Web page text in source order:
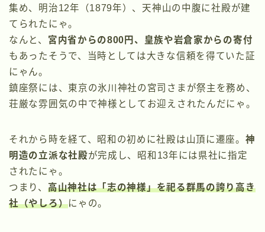
集め、明治12年（1879年）、天神山の中腹に社殿が建
てられたにゃ。
なんと、 宮内省からの800円、皇族や岩倉家からの寄付
もあったそうで、当時としては大きな信頼を得ていた証
にゃん。
鎮座祭には、東京の氷川神社の宮司さまが祭主を務め、
荘厳な雰囲気の中で神様としてお迎えされたんだにゃ。
それから時を経て、昭和の初めに社殿は山頂に遷座。 神
明造の立派な社殿が完成し、昭和13年には県社に指定
されたにゃ。
つまり、 高山神社は「志の神様」を祀る群馬の誇り高き
社（やしろ）にゃの。